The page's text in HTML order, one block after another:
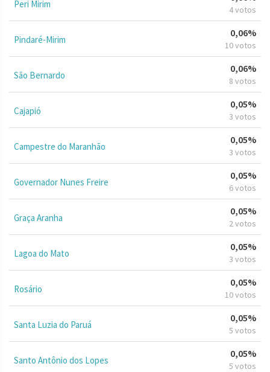
Peri Mirim 4 votos
Pindaré-Mirim
0,06%
10 votos
São Bernardo
0,06%
8 votos
Cajapió
0,05%
3 votos
Campestre do Maranhão
0,05%
3 votos
Governador Nunes Freire
0,05%
6 votos
Graça Aranha
0,05%
2 votos
Lagoa do Mato
0,05%
3 votos
Rosário
0,05%
10 votos
Santa Luzia do Paruá
0,05%
5 votos
Santo Antônio dos Lopes
0,05%
5 votos